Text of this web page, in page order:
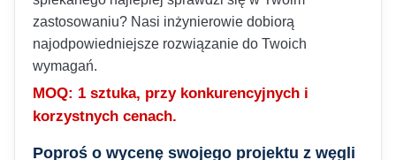
zastosowaniu? Nasi inżynierowie dobiorą
najodpowiedniejsze rozwiązanie do Twoich
wymagań.
MOQ: 1 sztuka, przy konkurencyjnych i
korzystnych cenach.
Poproś o wycenę swojego projektu z węgli